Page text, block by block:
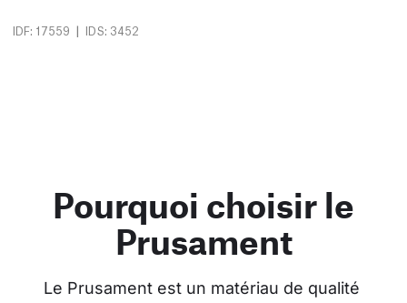
IDF: 17559 | IDS: 3452
Pourquoi choisir le
Prusament
Le Prusament est un matériau de qualité